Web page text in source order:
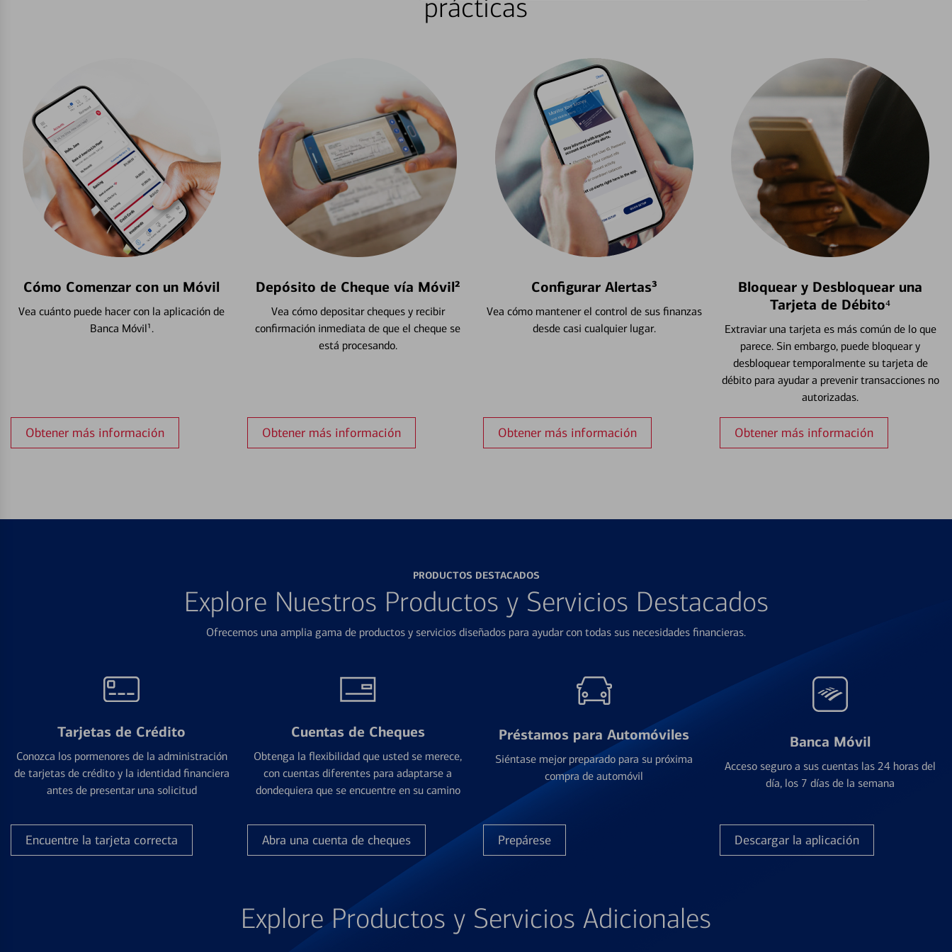
prácticas
Cómo Comenzar con un Móvil
Vea cuánto puede hacer con la aplicación de
Banca Móvil¹.
Obtener más información
Depósito de Cheque vía Móvil²
Vea cómo depositar cheques y recibir
confirmación inmediata de que el cheque se
está procesando.
Obtener más información
Configurar Alertas³
Vea cómo mantener el control de sus finanzas
desde casi cualquier lugar.
Obtener más información
Bloquear y Desbloquear una
Tarjeta de Débito⁴
Extraviar una tarjeta es más común de lo que
parece. Sin embargo, puede bloquear y
desbloquear temporalmente su tarjeta de
débito para ayudar a prevenir transacciones no
autorizadas.
Obtener más información
PRODUCTOS DESTACADOS
Explore Nuestros Productos y Servicios Destacados
Ofrecemos una amplia gama de productos y servicios diseñados para ayudar con todas sus necesidades financieras.
Tarjetas de Crédito
Conozca los pormenores de la administración
de tarjetas de crédito y la identidad financiera
antes de presentar una solicitud
Encuentre la tarjeta correcta
Cuentas de Cheques
Obtenga la flexibilidad que usted se merece,
con cuentas diferentes para adaptarse a
dondequiera que se encuentre en su camino
Abra una cuenta de cheques
Préstamos para Automóviles
Siéntase mejor preparado para su próxima
compra de automóvil
Prepárese
Banca Móvil
Acceso seguro a sus cuentas las 24 horas del
día, los 7 días de la semana
Descargar la aplicación
Explore Productos y Servicios Adicionales